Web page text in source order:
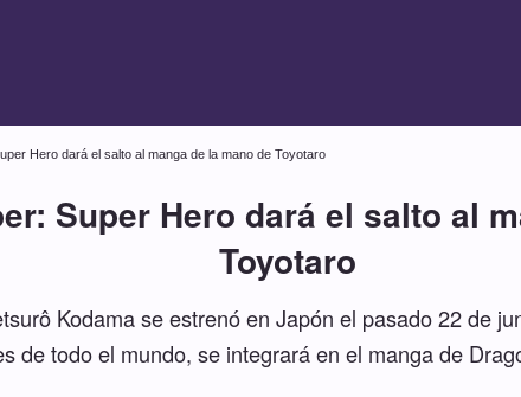
Hero dará el salto al manga de la mano de Toyotaro
Super Hero dará el salto al
Toyotaro
Kodama se estrenó en Japón el pasado 22 de
de todo el mundo, se integrará en el manga de